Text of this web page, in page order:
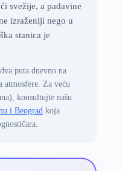
svežije, a padavine
izraženiji nego u
stanica je
puta dnevno na
atmosfere. Za veću
konsultujte našu
i Beogradkoja